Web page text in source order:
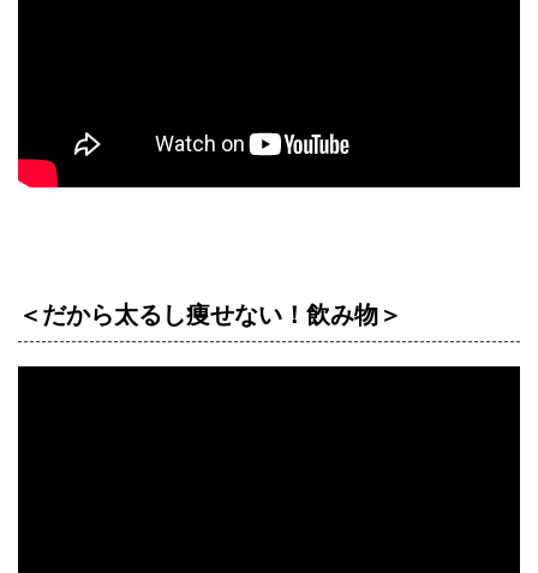
＜だから太るし痩せない！飲み物＞